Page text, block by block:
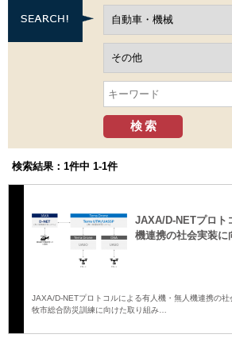
検索結果：1件中 1-1件
JAXA/D-NETプロト
機連携の社会実装
JAXA/D-NETプロトコルによる有人機・無人機連携の
牧市総合防災訓練に向けた取り組み…